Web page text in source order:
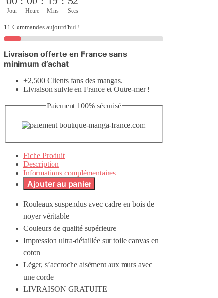
Jour Heure Mins Secs
11 Commandes aujourd'hui !
Livraison offerte en France sans
minimum d’achat
+2,500 Clients fans des mangas.
Livraison suivie en France et Outre-mer !
Paiement 100% sécurisé
Fiche Produit
Description
Informations complémentaires
Ajouter au panier
Rouleaux suspendus avec cadre en bois de
noyer véritable
Couleurs de qualité supérieure
Impression ultra-détaillée sur toile canvas en
coton
Léger, s’accroche aisément aux murs avec
une corde
LIVRAISON GRATUITE